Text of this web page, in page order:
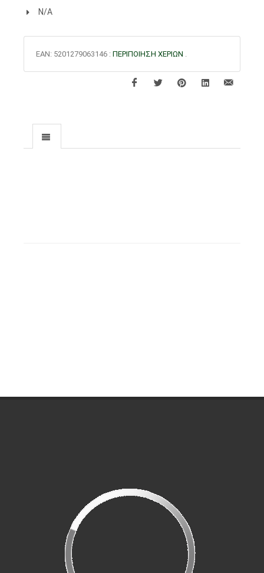
N/A
EAN: 5201279063146 : ΠΕΡΙΠΟΙΗΣΗ ΧΕΡΙΩΝ .